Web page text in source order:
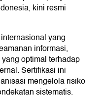
kini resmi
yang
informasi,
optimal terhadap
Sertifikasi ini
mengelola risiko
sistematis.